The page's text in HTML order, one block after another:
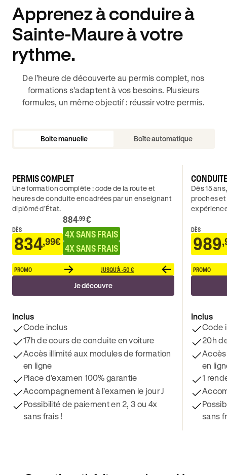
Apprenez à conduire à
Sainte-Maure à votre
rythme.
De l’heure de découverte au permis complet, nos
formations s'adaptent à vos besoins. Plusieurs
formules, un même objectif : réussir votre permis.
Boite manuelle Boîte automatique
PERMIS COMPLET
Une formation complète : code de la route et
heures de conduite encadrées par un enseignant
diplômé d’État.
DÈS
834,99€
884 .99€
4X SANS FRAIS
4X SANS FRAIS
PROMO JUSQU'À -50 €
Je découvre
Inclus
Code inclus
17h de cours de conduite en voiture
Accès illimité aux modules de formation
en ligne
Place d’examen 100% garantie
Accompagnement à l'examen le jour J
Possibilité de paiement en 2, 3 ou 4x
sans frais !
Dès 15
proches
DÈS
989
PROMO
Inclus
Code
20h
en
1
sans